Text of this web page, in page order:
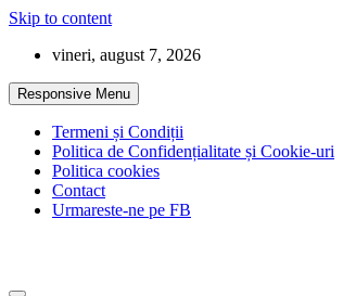
Skip to content
vineri, august 7, 2026
Responsive Menu
Termeni și Condiții
Politica de Confidențialitate și Cookie-uri
Politica cookies
Contact
Urmareste-ne pe FB